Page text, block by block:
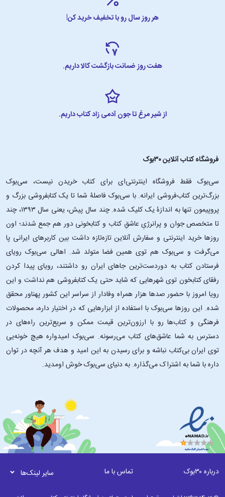
هر روز سال رو با تخفیف خرید کن!
هفت روز ضمانت بازگشت کالا داریم.
از شیر مرغ تا جون آدمی زاد کتاب داریم.
فروشگاه کتاب آنلاین ۳۰بوک
سی‌بوک فقط فروشگاه اینترنتی‌ای برای کتاب خریدن نیست، سی‌بوک
بزرگ‌ترین کتاب‌فروشی ایرانه. با سی‌بوک فاصلۀ شما تا یک کتابفروشی بزرگ و
پروپیمون تنها به اندازۀ یک کلیک شده. چند سال پیش، یعنی سال ۱۳۹۳، چند
تا متخصص جوان و پرانرژیِ عاشقِ کتاب و کتابخونی دور هم جمع شدند؛ اون‌
روزها خرید اینترنتی و سفارش آنلاین تازه‌تازه داشت بین کاربرهای ایرانی پا
می‌گرفت و سی‌بوک هم توی همین فضا متولد شد. اهالی سی‌بوک رویای
فرستادن کتاب به دوردست‌ترین جاهای ایران رو داشتند، رویای پیدا کردن
رفقای کتابخون توی شهرهایی که شاید حتی یک کتابفروشی هم نداشت و این
رویا امروز با حضور صدها هزار همراه وفادار از سراسر این کشور پهناور محقق
شده. این ‌روزها سی‌بوک با استفاده از ابزارهایی که در اختیار داره، محصولات
فرهنگی و کتاب‌ها رو با ارزون‌ترین قیمت ممکن و سریع‌ترین راه‌های در
دسترس به شما عاشق‌های کتاب می‌رسونه. سی‌بوک امیدواره هیچ خونه‌یی
توی ایران بی‌کتاب نباشه و برای رسیدن به این امید و هدف هر آنچه در توان
داره با شما به اشتراک می‌گذاره. به دنیای سی‌بوک خوش اومدید.
درباره ۳۰بوک تماس با ما سایر لینک‌ها